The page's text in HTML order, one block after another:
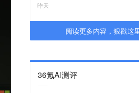
昨天
阅读更多内容，狠戳这
36氪AI测评